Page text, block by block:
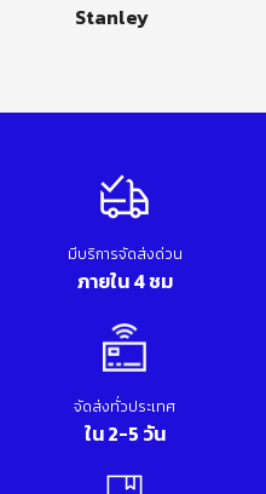
Makita
มีบริการจัดส่งด่วน
ภายใน 4 ชม
จัดส่งทั่วประเทศ
ใน 2-5 วัน